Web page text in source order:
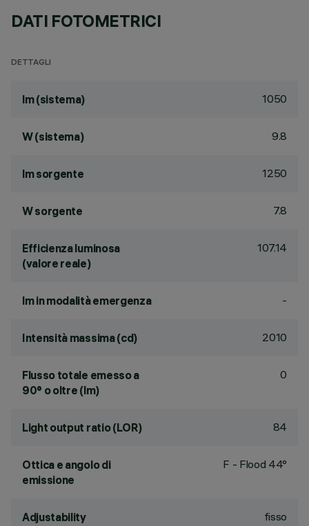
DATI FOTOMETRICI
DETTAGLI
lm (sistema) 1050
W (sistema) 9.8
lm sorgente 1250
W sorgente 7.8
Efficienza luminosa
(valore reale)
107.14
lm in modalità emergenza -
Intensità massima (cd) 2010
Flusso totale emesso a
90° o oltre (lm)
0
Light output ratio (LOR) 84
Ottica e angolo di
emissione
F - Flood 44°
Adjustability fisso